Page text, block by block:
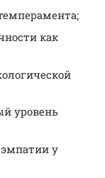
как
уровень
эмпатии у